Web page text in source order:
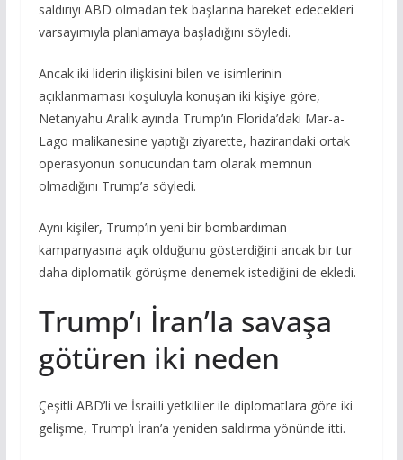
saldırıyı ABD olmadan tek başlarına hareket edecekleri
varsayımıyla planlamaya başladığını söyledi.
Ancak iki liderin ilişkisini bilen ve isimlerinin
açıklanmaması koşuluyla konuşan iki kişiye göre,
Netanyahu Aralık ayında Trump’ın Florida’daki Mar-a-
Lago malikanesine yaptığı ziyarette, hazirandaki ortak
operasyonun sonucundan tam olarak memnun
olmadığını Trump’a söyledi.
Aynı kişiler, Trump’ın yeni bir bombardıman
kampanyasına açık olduğunu gösterdiğini ancak bir tur
daha diplomatik görüşme denemek istediğini de ekledi.
Trump’ı İran’la savaşa
götüren iki neden
Çeşitli ABD’li ve İsrailli yetkililer ile diplomatlara göre iki
gelişme, Trump’ı İran’a yeniden saldırma yönünde itti.